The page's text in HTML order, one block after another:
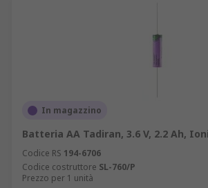
In magazzino
Batteria AA Tadiran, 3.6 V, 2.2 Ah,
Codice RS 194-6706
Codice costruttore SL-760/P
Prezzo per 1 unità